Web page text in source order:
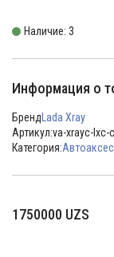
Наличие: 3
Информация о
Бренд Lada Xray
Артикул:va-xrayc-lxc-
Категория:
1750000 UZS